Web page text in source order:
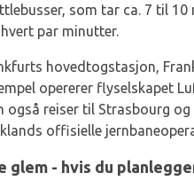
som tar ca. 7 til
par minutter.
hovedtogstasjon,
opererer flyselskapet
også reiser til Strasbourg
offisielle
glem - hvis du